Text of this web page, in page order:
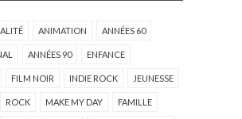
ANIMATION ANNÉES 60
ANNÉES 90 ENFANCE
FILM NOIR INDIE ROCK JEUNESSE
ROCK MAKE MY DAY FAMILLE